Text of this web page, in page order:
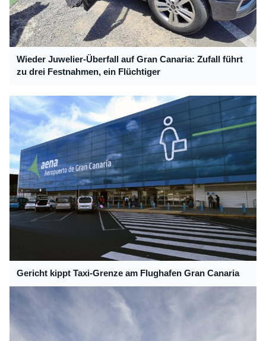
Wieder Juwelier-Überfall auf Gran Canaria: Zufall führt
zu drei Festnahmen, ein Flüchtiger
Gericht kippt Taxi-Grenze am Flughafen Gran Canaria